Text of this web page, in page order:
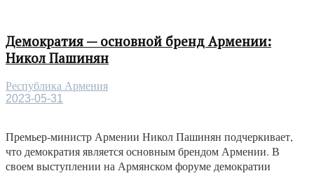
Демократия — основной бренд Армении:
Никол Пашинян
Республика Армения
2023-05-31
Премьер-министр Армении Никол Пашинян подчеркивает,
что демократия является основным брендом Армении. В
своем выступлении на Армянском форуме демократии